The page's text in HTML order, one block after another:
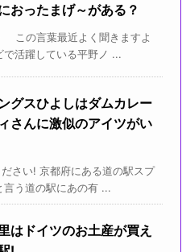
おったまげ～がある？
この言葉最近よく聞きますよ
で活躍している平野ノ ...
グスひよしはダムカレー
さんに激似のアイツがい
さい! 京都府にある道の駅スプ
言う道の駅にあの有 ...
はドイツのお土産が買え